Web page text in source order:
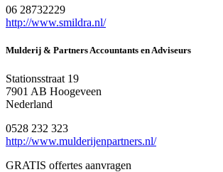
06 28732229
http://www.smildra.nl/
Mulderij & Partners Accountants en Adviseurs
Stationsstraat 19
7901 AB Hoogeveen
Nederland
0528 232 323
http://www.mulderijenpartners.nl/
GRATIS offertes aanvragen